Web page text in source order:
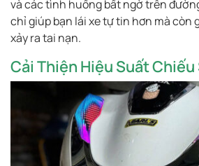
và các tình huống bất ngờ trên
chỉ giúp bạn lái xe tự tin hơn mà còn
xảy ra tai nạn.
Cải Thiện Hiệu Suất Chiếu